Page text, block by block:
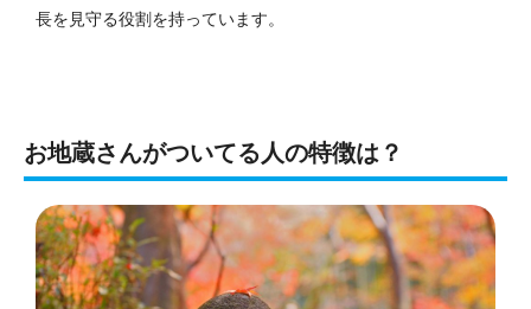
長を見守る役割を持っています。
お地蔵さんがついてる人の特徴は？